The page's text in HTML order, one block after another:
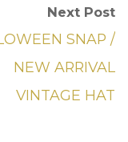
Next Post
SNAP /
NEW ARRIVAL
VINTAGE HAT